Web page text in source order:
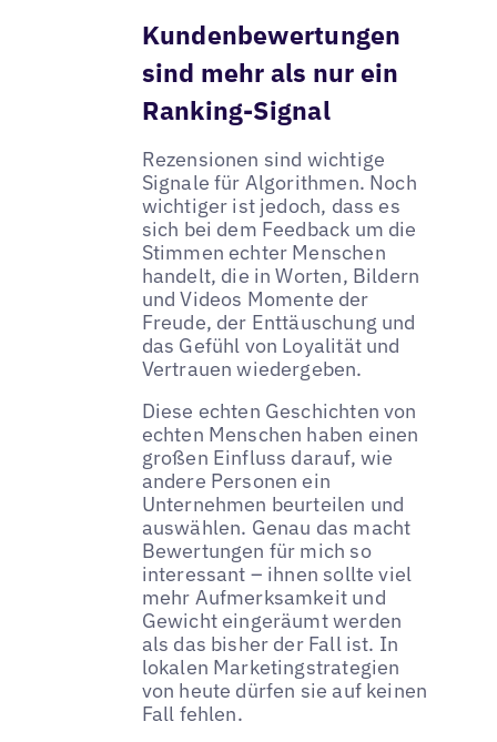
Kundenbewertungen
sind mehr als nur ein
Ranking-Signal
Rezensionen sind wichtige
Signale für Algorithmen. Noch
wichtiger ist jedoch, dass es
sich bei dem Feedback um die
Stimmen echter Menschen
handelt, die in Worten, Bildern
und Videos Momente der
Freude, der Enttäuschung und
das Gefühl von Loyalität und
Vertrauen wiedergeben.
Diese echten Geschichten von
echten Menschen haben einen
großen Einfluss darauf, wie
andere Personen ein
Unternehmen beurteilen und
auswählen. Genau das macht
Bewertungen für mich so
interessant – ihnen sollte viel
mehr Aufmerksamkeit und
Gewicht eingeräumt werden
als das bisher der Fall ist. In
lokalen Marketingstrategien
von heute dürfen sie auf keinen
Fall fehlen.